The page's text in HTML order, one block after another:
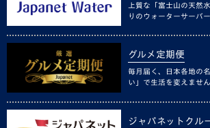
上質な「富士山の天然
りのウォーターサーバー
グルメ定期便
毎月届く、日本各地の
い」で生活を変えませ
ジャパネットクル